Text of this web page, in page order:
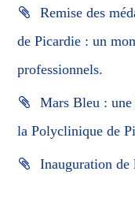
Remise des
de Picardie : un
professionnels.
Mars Bleu : une
la Polyclinique de
Inauguration